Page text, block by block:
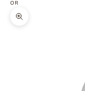
OR
Zoomer sur l'image